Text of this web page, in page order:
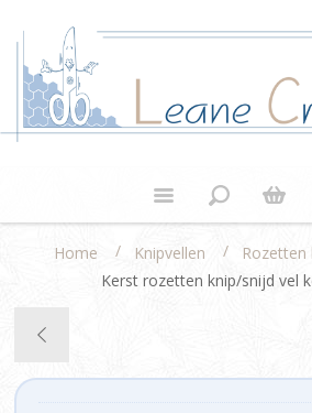
Home / Knipvellen / Rozetten
Kerst rozetten knip/snijd vel